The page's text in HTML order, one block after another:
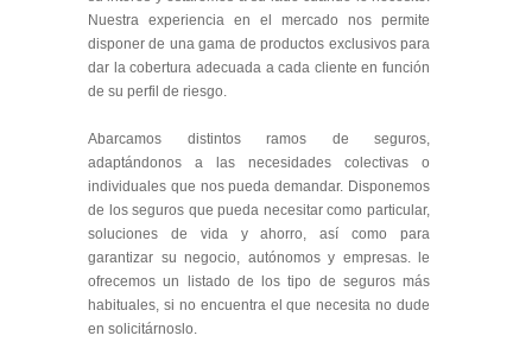
Nuestra experiencia en el mercado nos permite
disponer de una gama de productos exclusivos para
dar la cobertura adecuada a cada cliente en función
de su perfil de riesgo.
Abarcamos distintos ramos de seguros,
adaptándonos a las necesidades colectivas o
individuales que nos pueda demandar. Disponemos
de los seguros que pueda necesitar como particular,
soluciones de vida y ahorro, así como para
garantizar su negocio, autónomos y empresas. le
ofrecemos un listado de los tipo de seguros más
habituales, si no encuentra el que necesita no dude
en solicitárnoslo.